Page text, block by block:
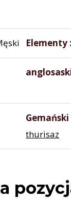
Elementy
thurisaz